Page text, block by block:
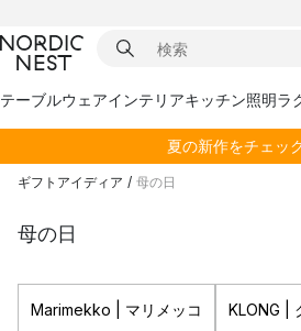
テーブルウェアインテリアキッチン照明ラ
夏の新作をチェッ
ギフトアイディア / 母の日
母の日
Marimekko | マリメッコ KLONG |